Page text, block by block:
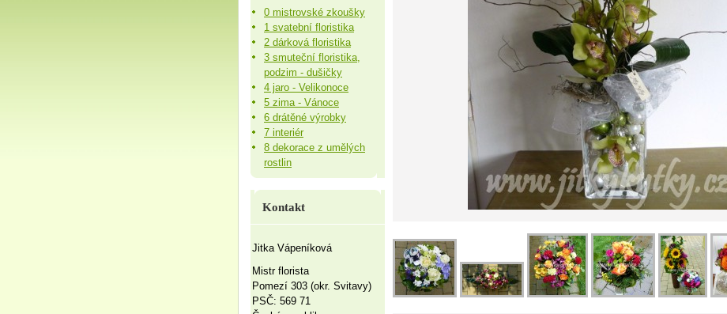
0 mistrovské zkoušky
1 svatební floristika
2 dárková floristika
3 smuteční floristika,
podzim - dušičky
4 jaro - Velikonoce
5 zima - Vánoce
6 drátěné výrobky
7 interiér
8 dekorace z umělých
rostlin
Kontakt
Jitka Vápeníková
Mistr florista
Pomezí 303 (okr. Svitavy)
PSČ: 569 71